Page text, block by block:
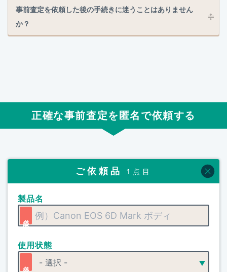
事前査定を依頼した後の手続きに迷うことはありません
か？
正確な事前査定を匿名で依頼する
ご依頼品 1点目
製品名
使用状態